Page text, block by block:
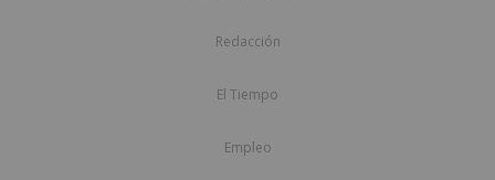
Redacción
El Tiempo
Empleo